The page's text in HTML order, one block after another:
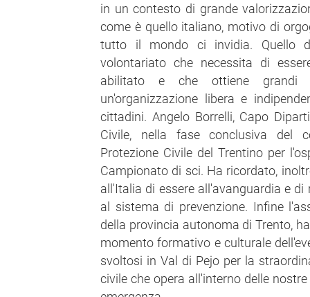
in un contesto di grande
come è quello italiano, motivo di
tutto il mondo ci invidia. Quello
volontariato che necessita di
abilitato e che ottiene grandi
un'organizzazione libera e
cittadini. Angelo Borrelli, Capo
Civile, nella fase conclusiva del
Protezione Civile del Trentino per
Campionato di sci. Ha ricordato,
all'Italia di essere all'avanguardia e
al sistema di prevenzione. Infine
della provincia autonoma di Trento,
momento formativo e culturale
svoltosi in Val di Pejo per la
civile che opera all'interno delle